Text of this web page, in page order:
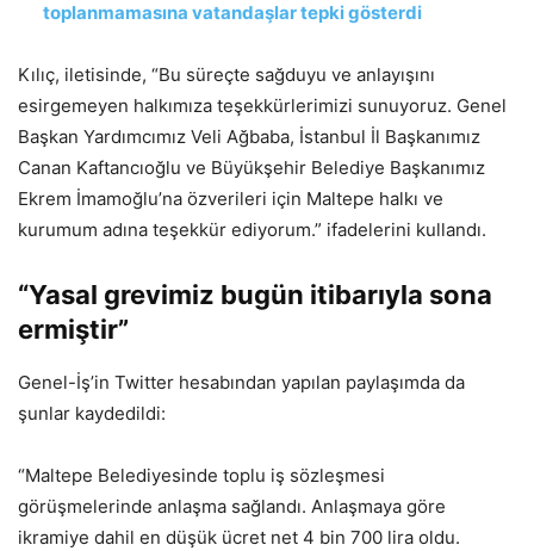
toplanmamasına vatandaşlar tepki gösterdi
Kılıç, iletisinde, “Bu süreçte sağduyu ve anlayışını
esirgemeyen halkımıza teşekkürlerimizi sunuyoruz. Genel
Başkan Yardımcımız Veli Ağbaba, İstanbul İl Başkanımız
Canan Kaftancıoğlu ve Büyükşehir Belediye Başkanımız
Ekrem İmamoğlu’na özverileri için Maltepe halkı ve
kurumum adına teşekkür ediyorum.” ifadelerini kullandı.
“Yasal grevimiz bugün itibarıyla sona
ermiştir”
Genel-İş’in Twitter hesabından yapılan paylaşımda da
şunlar kaydedildi:
“Maltepe Belediyesinde toplu iş sözleşmesi
görüşmelerinde anlaşma sağlandı. Anlaşmaya göre
ikramiye dahil en düşük ücret net 4 bin 700 lira oldu.